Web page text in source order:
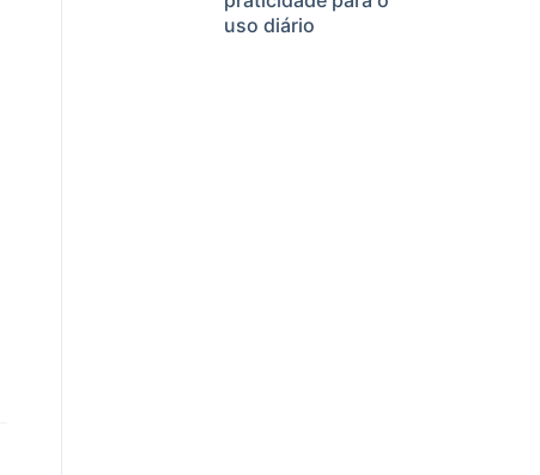
uso diário